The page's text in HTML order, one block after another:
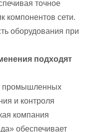
точное
компонентов сети.
оборудования при
подходят
промышленных
и контроля
компания
обеспечивает